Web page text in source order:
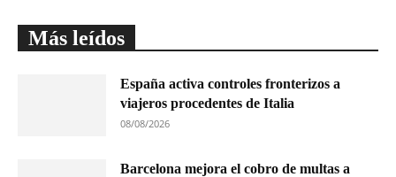
Más leídos
España activa controles fronterizos a
viajeros procedentes de Italia
08/08/2026
Barcelona mejora el cobro de multas a